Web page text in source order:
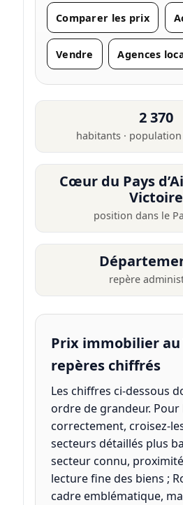
Comparer les prix
Vendre Agences
2 370
habitants ·
Cœur du Pays
Victoire
position dans le
repère
Prix immobilier au
repères chiffrés
Les chiffres ci-dessous
ordre de grandeur. Pour
correctement, croisez-
secteurs détaillés plus
secteur connu, proximité
lecture fine des biens ;
cadre emblématique,